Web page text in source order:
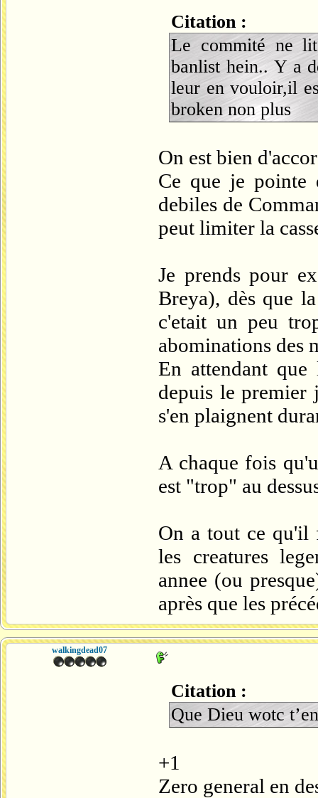
Citation :
Le commité ne
banlist hein.. Y a
leur en vouloir,il
broken non plus
On est bien
Ce que je pointe
debiles de
peut limiter la
Je prends pour
Breya), dès que
c'etait un peu
abominations des
En attendant que
depuis le premier
s'en plaignent
A chaque fois
est "trop" au
On a tout ce qu'il
les creatures
annee (ou
après que les
walkingdead07
Citation :
Que Dieu wotc
+1
Zero general en